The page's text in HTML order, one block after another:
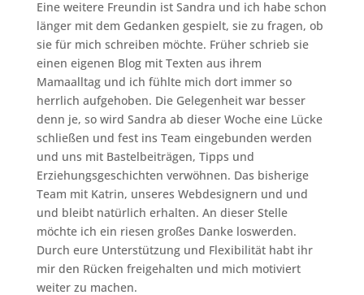
Eine weitere Freundin ist Sandra und ich habe schon
länger mit dem Gedanken gespielt, sie zu fragen, ob
sie für mich schreiben möchte. Früher schrieb sie
einen eigenen Blog mit Texten aus ihrem
Mamaalltag und ich fühlte mich dort immer so
herrlich aufgehoben. Die Gelegenheit war besser
denn je, so wird Sandra ab dieser Woche eine Lücke
schließen und fest ins Team eingebunden werden
und uns mit Bastelbeiträgen, Tipps und
Erziehungsgeschichten verwöhnen. Das bisherige
Team mit Katrin, unseres Webdesignern und und
und bleibt natürlich erhalten. An dieser Stelle
möchte ich ein riesen großes Danke loswerden.
Durch eure Unterstützung und Flexibilität habt ihr
mir den Rücken freigehalten und mich motiviert
weiter zu machen.